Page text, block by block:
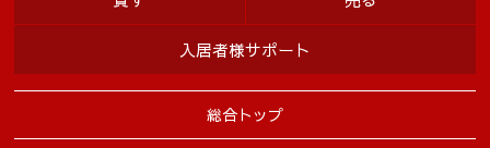
総合トップ
入居者様サポート